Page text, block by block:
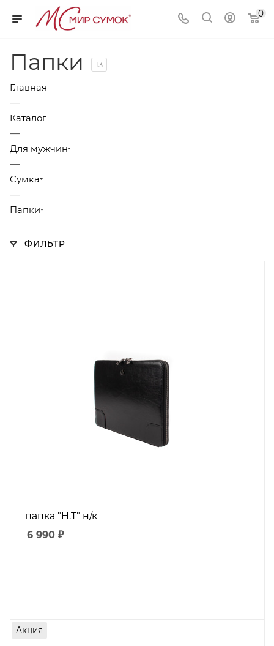
0
Папки 13
Главная
—
Каталог
—
Для мужчин
—
Сумка
—
Папки
ФИЛЬТР
папка "H.T" н/к
6 990 ₽
Акция